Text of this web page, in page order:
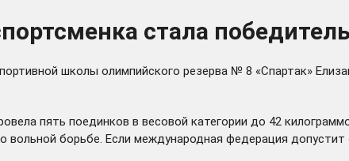
стала
школы олимпийского резерва № 8 «Спартак»
пять поединков в весовой категории до 42
вольной борьбе. Если международная федерация